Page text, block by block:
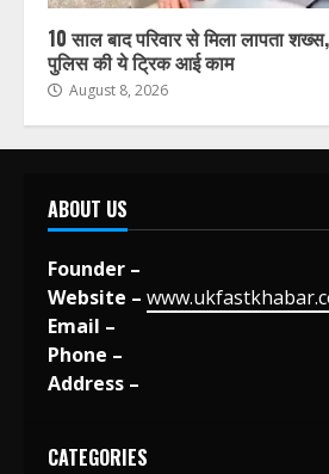
10 साल बाद परिवार से मिला लापता
पुलिस की ये ट्रिक आई काम
August 8, 2026
ABOUT US
Founder –
Website –
Email –
Phone –
Address –
CATEGORIES